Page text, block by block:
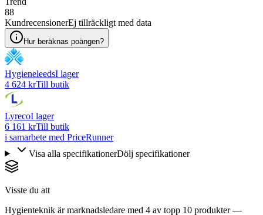
88
KundrecensionerEj tillräckligt med data
Hur beräknas poängen?
HygieneleedsI lager
4 624 krTill butik
LyrecoI lager
6 161 krTill butik
i samarbete med PriceRunner
Visa alla specifikationerDölj specifikationer
Visste du att
Hygienteknik är marknadsledare med 4 av topp 10 produkter —